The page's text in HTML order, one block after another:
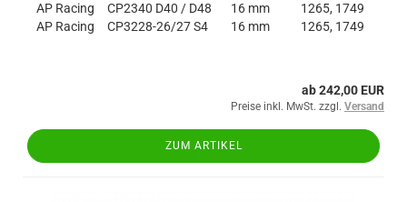
AP Racing
CP2340 D40 / D48 16 mm
1265, 1749
AP Racing
CP3228-26/27 S4 16 mm 1265, 1749
ab 242,00 EUR
Preise inkl. MwSt. zzgl. Versand
ZUM ARTIKEL